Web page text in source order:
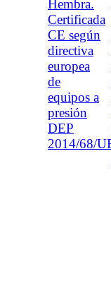
Hembra.
Certificada
CE según
directiva
europea
de
equipos a
presión
DEP
2014/68/